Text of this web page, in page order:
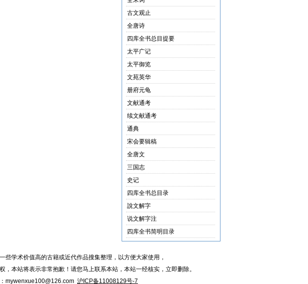
古文观止
全唐诗
四库全书总目提要
太平广记
太平御览
文苑英华
册府元龟
文献通考
续文献通考
通典
宋会要辑稿
全唐文
三国志
史记
四库全书总目录
說文解字
说文解字注
四库全书简明目录
学术价值高的古籍或近代作品搜集整理，以方便大家使用，
本站将表示非常抱歉！请您马上联系本站，本站一经核实，立即删除。
mywenxue100@126.com 沪ICP备11008129号-7